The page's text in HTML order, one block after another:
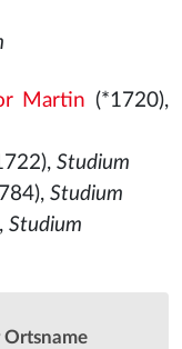
Martin (*1720),
Studium
Studium
Studium
Ortsname